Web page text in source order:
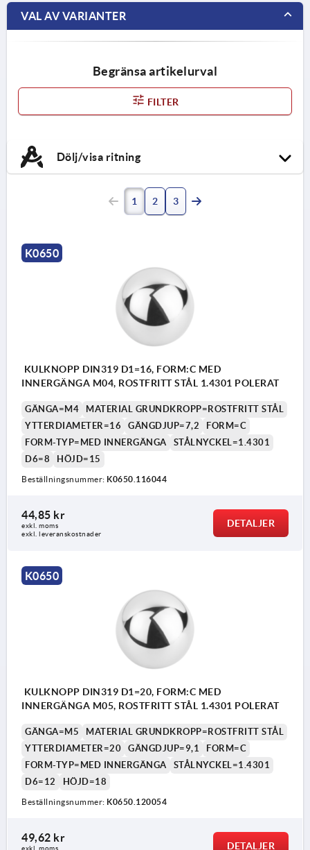
VAL AV VARIANTER
Begränsa artikelurval
FILTER
Dölj/visa ritning
Form C: Gänga
1 2 3
K0650
KULKNOPP DIN319 D1=16, FORM:C MED
INNERGÄNGA M04, ROSTFRITT STÅL 1.4301 POLERAT
GÄNGA=M4
MATERIAL GRUNDKROPP=ROSTFRITT STÅL
YTTERDIAMETER=16
GÄNGDJUP=7,2
FORM=C
FORM-TYP=MED INNERGÄNGA
STÅLNYCKEL=1.4301
D6=8
HÖJD=15
Beställningsnummer: K0650.116044
44,85 kr
exkl. moms
exkl. leveranskostnader
DETALJER
K0650
KULKNOPP DIN319 D1=20, FORM:C MED
INNERGÄNGA M05, ROSTFRITT STÅL 1.4301 POLERAT
GÄNGA=M5
MATERIAL GRUNDKROPP=ROSTFRITT STÅL
YTTERDIAMETER=20
GÄNGDJUP=9,1
FORM=C
FORM-TYP=MED INNERGÄNGA
STÅLNYCKEL=1.4301
D6=12
HÖJD=18
Beställningsnummer: K0650.120054
49,62 kr
exkl. moms DETALJER